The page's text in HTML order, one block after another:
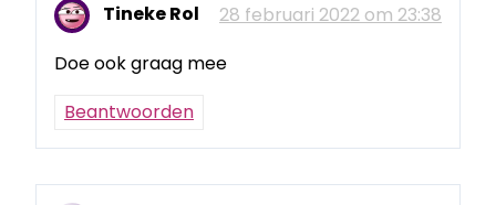
Tineke Rol
28 februari 2022 om 23:38
Doe ook graag mee
Beantwoorden